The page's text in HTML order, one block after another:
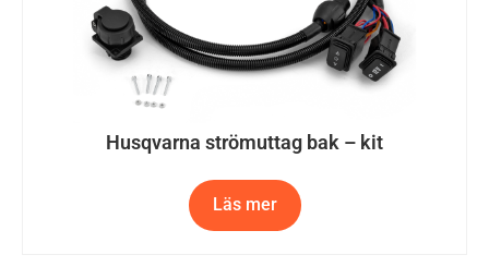
Husqvarna strömuttag bak – kit
Läs mer